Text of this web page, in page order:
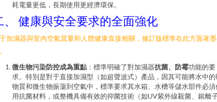
耗電量更低，長期使用更經濟環保。
、 健康與安全要求的全面強化
加濕器與室內空氣質量和人體健康直接相關，修訂版標準在此方面著
微生物污染防控成為重點 ：標準明確了對加濕器抗菌、防霉功能的要
求。特別是對于直接加濕型（如超聲波式）產品，因其可能將水中的
物質和微生物振蕩到空氣中，標準要求其水箱、水槽等儲水部件必須
用抗菌材料，或整機具備有效的抑菌技術（如UV紫外線殺菌、銀離